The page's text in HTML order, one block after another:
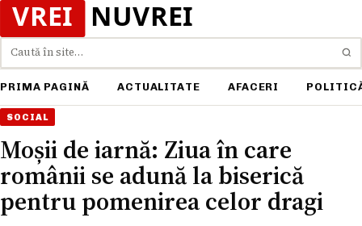
Caută
PRIMA PAGINĂ ACTUALITATE AFACERI
SOCIAL
Moșii de iarnă: Ziua în care
românii se adună la biserică
pentru pomenirea celor dragi